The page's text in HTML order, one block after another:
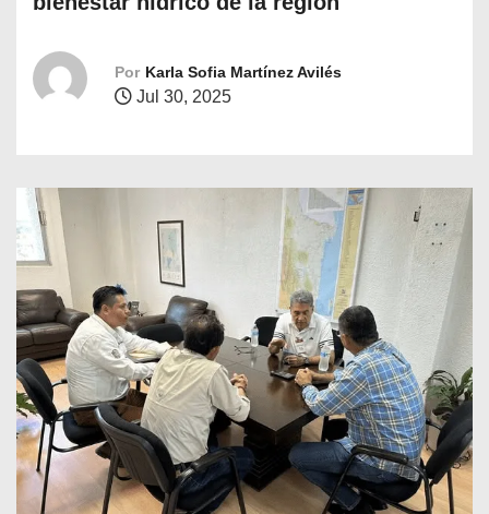
Por Karla Sofia Martínez Avilés
Jul 30, 2025